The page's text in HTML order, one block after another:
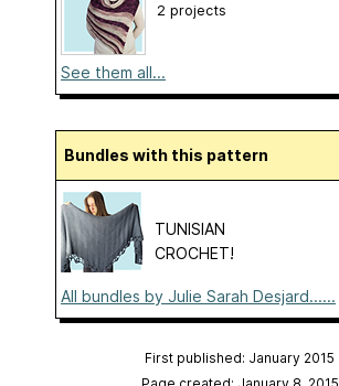
2 projects
See them all...
Bundles with this pattern
TUNISIAN
CROCHET!
All bundles by Julie Sarah Desjard......
First published: January 2015